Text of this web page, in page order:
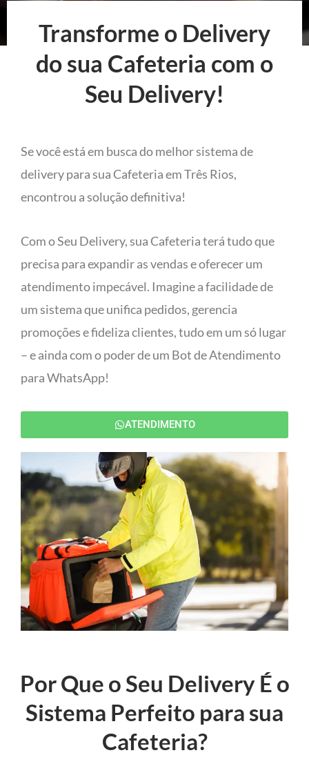
Transforme o Delivery
do sua Cafeteria com o
Seu Delivery!
Se você está em busca do melhor sistema de
delivery para sua Cafeteria em Três Rios,
encontrou a solução definitiva!
Com o Seu Delivery, sua Cafeteria terá tudo que
precisa para expandir as vendas e oferecer um
atendimento impecável. Imagine a facilidade de
um sistema que unifica pedidos, gerencia
promoções e fideliza clientes, tudo em um só lugar
– e ainda com o poder de um Bot de Atendimento
para WhatsApp!
ATENDIMENTO
Por Que o Seu Delivery É o
Sistema Perfeito para sua
Cafeteria?